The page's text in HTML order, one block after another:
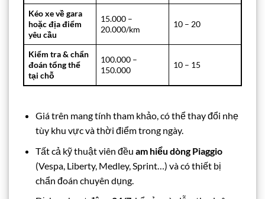
Kéo xe về gara
hoặc địa điểm
yêu cầu
15.000 –
20.000/km
10 – 20
Kiểm tra & chẩn
đoán tổng thể
tại chỗ
100.000 –
150.000
10 – 15
Giá trên mang tính tham khảo, có thể thay đổi nhẹ
tùy khu vực và thời điểm trong ngày.
Tất cả kỹ thuật viên đều am hiểu dòng Piaggio
(Vespa, Liberty, Medley, Sprint…) và có thiết bị
chẩn đoán chuyên dụng.